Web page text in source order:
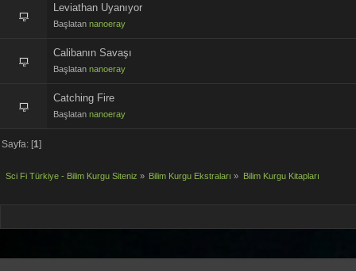
Leviathan Uyanıyor
Başlatan nanoeray
Calibanın Savaşı
Başlatan nanoeray
Catching Fire
Başlatan nanoeray
Sayfa: [1]
Sci Fi Türkiye - Bilim Kurgu Siteniz » Bilim Kurgu Ekstraları » Bilim Kurgu Kitapları